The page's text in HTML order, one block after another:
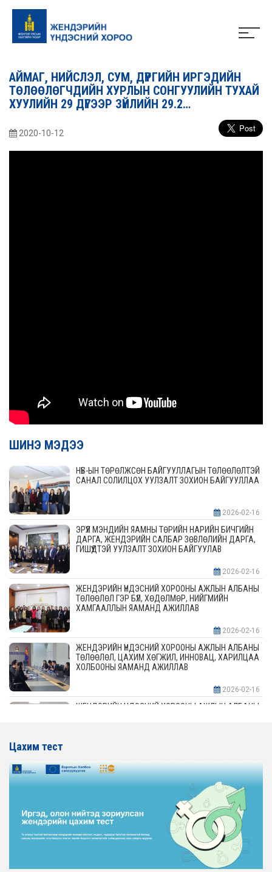
АЙМАГ, НИЙСЛЭЛ, СУМ, ДҮҮРГИЙН ИРГЭДИЙН
ТӨЛӨӨЛӨГЧДИЙН ХУРЛЫН СОНГУУЛИЙН ТУХАЙ
ХУУЛИЙН 29 ДҮГЭЭР ЗҮЙЛИЙН 29.2…
2020-10-12
ШИНЭ МЭДЭЭ
НҮБ-ЫН ТӨРӨЛЖСӨН БАЙГУУЛЛАГЫН ТӨЛӨӨЛӨЛТЭЙ
САНАЛ СОЛИЛЦОХ УУЛЗАЛТ ЗОХИОН БАЙГУУЛЛАА
2026-02-16
ЭРҮҮЛ МЭНДИЙН ЯАМНЫ ТӨРИЙН НАРИЙН БИЧГИЙН
ДАРГА, ЖЕНДЭРИЙН САЛБАР ЗӨВЛӨЛИЙН ДАРГА,
ГИШҮҮДТЭЙ УУЛЗАЛТ ЗОХИОН БАЙГУУЛАВ
2026-02-16
ЖЕНДЭРИЙН ҮНДЭСНИЙ ХОРООНЫ АЖЛЫН АЛБАНЫ
ТӨЛӨӨЛӨЛ ГЭР БҮЛ, ХӨДӨЛМӨР, НИЙГМИЙН
ХАМГААЛЛЫН ЯАМАНД АЖИЛЛАВ
2026-02-16
ЖЕНДЭРИЙН ҮНДЭСНИЙ ХОРООНЫ АЖЛЫН АЛБАНЫ
ТӨЛӨӨЛӨЛ, ЦАХИМ ХӨГЖИЛ, ИННОВАЦ, ХАРИЛЦАА
ХОЛБООНЫ ЯАМАНД АЖИЛЛАВ
2026-02-16
ЖЕНДЭРИЙН ҮНДЭСНИЙ ХОРООНЫ АЖЛЫН АЛБАНЫ
ЖЕНДЭРИЙН ҮНДЭСНИЙ ХОРООНЫ АЖЛЫН АЛБАНЫ
ТӨЛӨӨЛӨЛ ХОТ БАЙГУУЛАЛТ, БАРИЛГА, ОРОН
СУУЦЖУУЛАЛТЫН ЯАМАНД АЖИЛЛАВ
2026-02-16
ЖЕНДЭРИЙН ЭРХ ТЭГШ БАЙДЛЫГ ХАНГАХ ҮЙЛ
АЖИЛЛАГААГ ЭРЧИМЖҮҮЛЭХ САРЫН ХУВААРЬТАЙ
2026-02-16
Цахим тест